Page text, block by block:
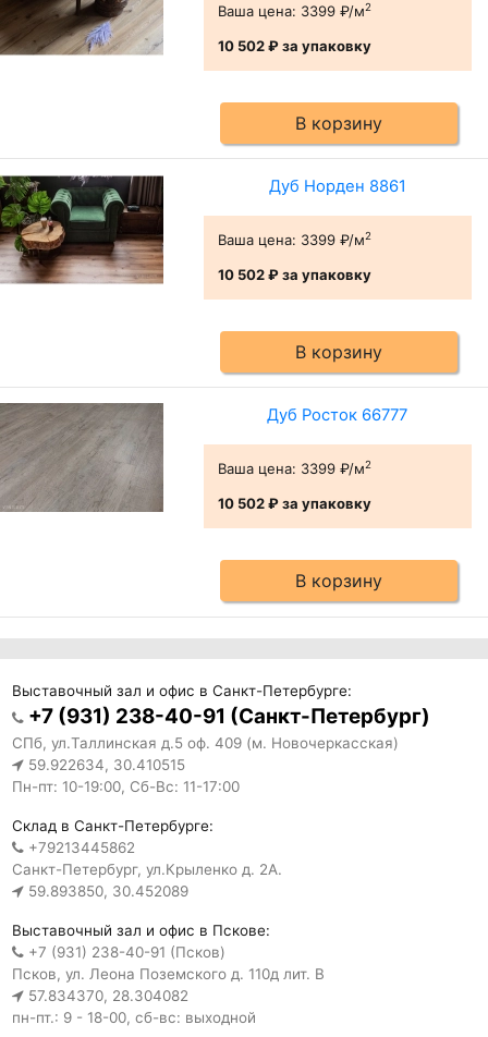
Ваша цена: 3399 ₽/м2
10 502 ₽за упаковку
В корзину
Дуб Норден 8861
Ваша цена: 3399 ₽/м2
10 502 ₽за упаковку
В корзину
Дуб Росток 66777
Ваша цена: 3399 ₽/м2
10 502 ₽за упаковку
В корзину
Выставочный зал и офис в Санкт-Петербурге:
+7 (931) 238-40-91 (Санкт-Петербург)
СПб, ул.Таллинская д.5 оф. 409 (м. Новочеркасская)
59.922634, 30.410515
Пн-пт: 10-19:00, Сб-Вс: 11-17:00
Склад в Санкт-Петербурге:
+79213445862
Санкт-Петербург, ул.Крыленко д. 2А.
59.893850, 30.452089
Выставочный зал и офис в Пскове:
+7 (931) 238-40-91 (Псков)
Псков, ул. Леона Поземского д. 110д лит. В
57.834370, 28.304082
пн-пт.: 9 - 18-00, сб-вс: выходной